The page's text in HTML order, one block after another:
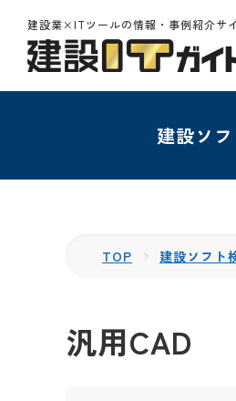
建設業×ITツールの情報・事例紹介サ
建設ソ
TOP 建設ソフト
汎用CAD